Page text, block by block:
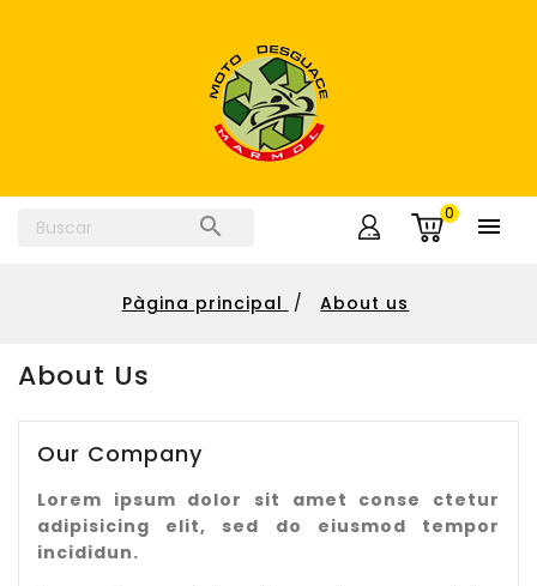
 
0
Pàgina principal About us
About Us
Our Company
Lorem ipsum dolor sit amet conse ctetur
adipisicing elit, sed do eiusmod tempor
incididun.